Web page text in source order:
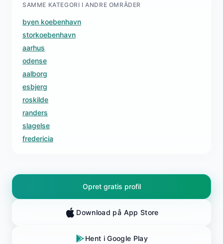
SAMME KATEGORI I ANDRE OMRÅDER
byen koebenhavn
storkoebenhavn
aarhus
odense
aalborg
esbjerg
roskilde
randers
slagelse
fredericia
Opret gratis profil
Download på App Store
Hent i Google Play